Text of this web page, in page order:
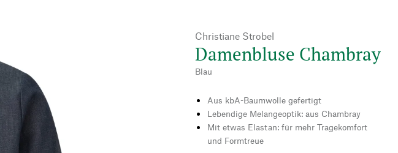
Christiane Strobel
Damenbluse Chambray
Blau
Aus kbA-Baumwolle gefertigt
Lebendige Melangeoptik: aus Chambray
Mit etwas Elastan: für mehr Tragekomfort
und Formtreue